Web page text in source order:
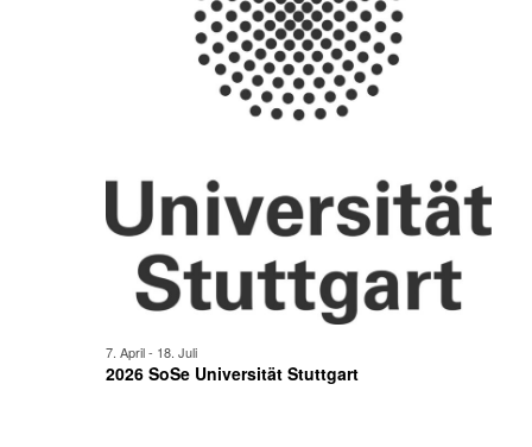
2026 SoSe Universität Stuttgart
7. April- 18. Juli